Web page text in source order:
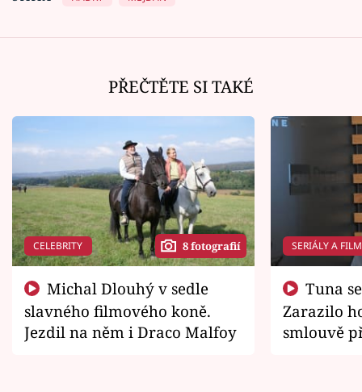
PŘEČTĚTE SI TAKÉ
CELEBRITY 8 fotografií
slavného filmového koně.
Jezdil na něm i Draco Malfoy
SERIÁLY A
Zarazilo
smlouvě